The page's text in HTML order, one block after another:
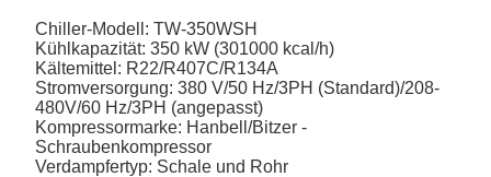
Chiller-Modell: TW-350WSH
Kühlkapazität: 350 kW (301000 kcal/h)
Kältemittel: R22/R407C/R134A
Stromversorgung: 380 V/50 Hz/3PH (Standard)/208-
480V/60 Hz/3PH (angepasst)
Kompressormarke: Hanbell/Bitzer -
Schraubenkompressor
Verdampfertyp: Schale und Rohr